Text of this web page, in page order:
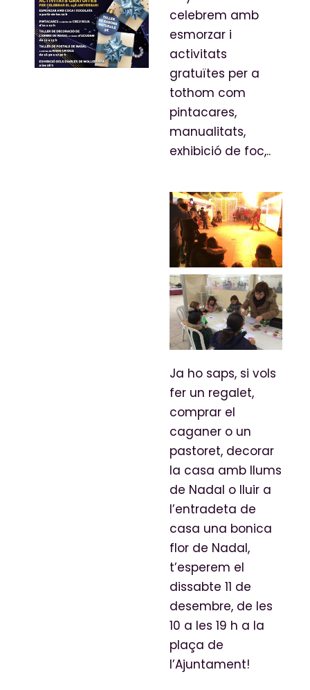
celebrem amb
esmorzar i
activitats
gratuïtes per a
tothom com
pintacares,
manualitats,
exhibició de foc,..
Ja ho saps, si vols
fer un regalet,
comprar el
caganer o un
pastoret, decorar
la casa amb llums
de Nadal o lluir a
l’entradeta de
casa una bonica
flor de Nadal,
t’esperem el
dissabte 11 de
desembre, de les
10 a les 19 h a la
plaça de
l’Ajuntament!